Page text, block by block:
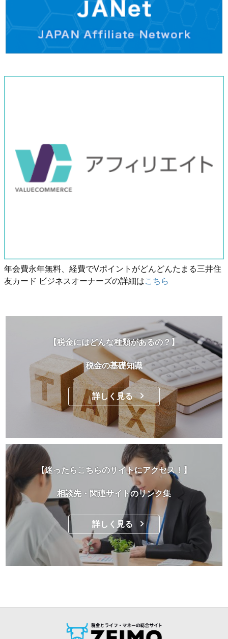
年会費永年無料、経費でVポイントがどんどんたまる三井住
友カード ビジネスオーナーズの詳細はこちら
【税金にはどんな種類があるの？】
税金の基礎知識
詳しく見る
【迷ったらこちらのサイトにアクセス！】
相談先・関連サイトのリンク集
詳しく見る